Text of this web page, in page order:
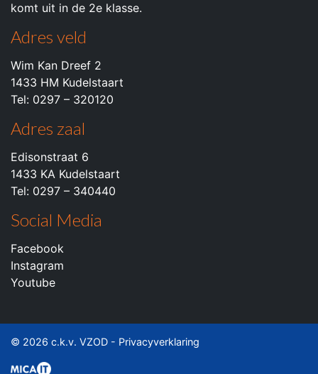
komt uit in de 2e klasse.
Adres veld
Wim Kan Dreef 2
1433 HM Kudelstaart
Tel: 0297 – 320120
Adres zaal
Edisonstraat 6
1433 KA Kudelstaart
Tel: 0297 – 340440
Social Media
Facebook
Instagram
Youtube
© 2026 c.k.v. VZOD - Privacyverklaring